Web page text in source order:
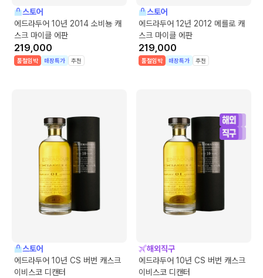
스토어
에드라두어 10년 2014 소비뇽 캐
스크 마이클 에판
219,000
품절임박 매장특가 추천
스토어
에드라두어 12년 2012 메를로 캐
스크 마이클 에판
219,000
품절임박 매장특가 추천
스토어
에드라두어 10년 CS 버번 캐스크
이비스코 디캔터
해외직구
에드라두어 10년 CS 버번 캐스크
이비스코 디캔터